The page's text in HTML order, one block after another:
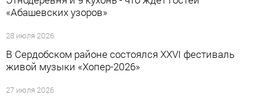
«Абашевских узоров»
28 июля 2026
В Сердобском районе состоялся XXVI фестиваль
живой музыки «Хопер-2026»
27 июля 2026